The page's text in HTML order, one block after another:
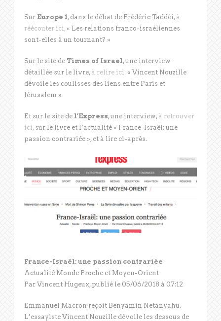
Sur Europe 1, dans le débat de Frédéric Taddéi, à
réécouter ici, « Les relations franco-israéliennes
sont-elles à un tournant? »
Sur le site de Times of Israel, une interview
détaillée sur le livre, à relire ici. « Vincent Nouzille
dévoile les coulisses des liens entre Paris et
Jérusalem »
Et sur le site de l’Express, une interview, à retrouver
ici, sur le livre et l’actualité « France-Israël: une
passion contrariée », et à lire ci-après.
France-Israël: une passion contrariée
Actualité Monde Proche et Moyen-Orient
Par Vincent Hugeux, publié le 05/06/2018 à 07:12
Emmanuel Macron reçoit Benyamin Netanyahu.
L’essayiste Vincent Nouzille dévoile les dessous de